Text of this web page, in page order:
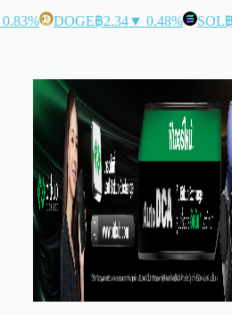
DOGE฿2.34▼ 0.48% SOL